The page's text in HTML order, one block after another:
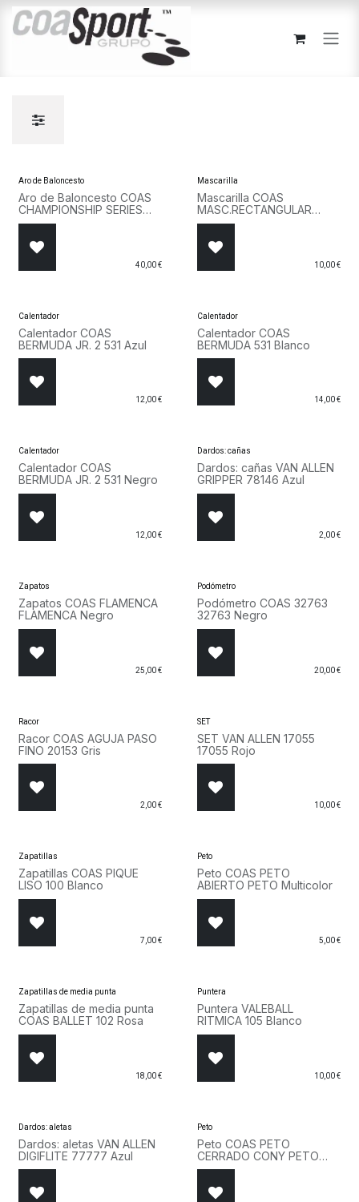
Ir al contenido
Aro de Baloncesto
Aro de Baloncesto COAS
CHAMPIONSHIP SERIES
45CMx1,3CM 7800 Rojo
40,00€
Mascarilla
Mascarilla COAS
MASC.RECTANGULAR
MASC0001 Azul
10,00€
Calentador
Calentador COAS
BERMUDA JR. 2 531 Azul
12,00€
Calentador
Calentador COAS
BERMUDA 531 Blanco
14,00€
Calentador
Calentador COAS
BERMUDA JR. 2 531 Negro
12,00€
Dardos: cañas
Dardos: cañas VAN ALLEN
GRIPPER 78146 Azul
2,00€
Zapatos
Zapatos COAS FLAMENCA
FLAMENCA Negro
25,00€
Podómetro
Podómetro COAS 32763
32763 Negro
20,00€
Racor
Racor COAS AGUJA PASO
FINO 20153 Gris
2,00€
SET
SET VAN ALLEN 17055
17055 Rojo
10,00€
Zapatillas
Zapatillas COAS PIQUE
LISO 100 Blanco
7,00€
Peto
Peto COAS PETO
ABIERTO PETO Multicolor
5,00€
Zapatillas de media punta
Zapatillas de media punta
COAS BALLET 102 Rosa
18,00€
Puntera
Puntera VALEBALL
RITMICA 105 Blanco
10,00€
Dardos: aletas
Dardos: aletas VAN ALLEN
DIGIFLITE 77777 Azul
Peto
Peto COAS PETO
CERRADO CONY PETO
Multicolor